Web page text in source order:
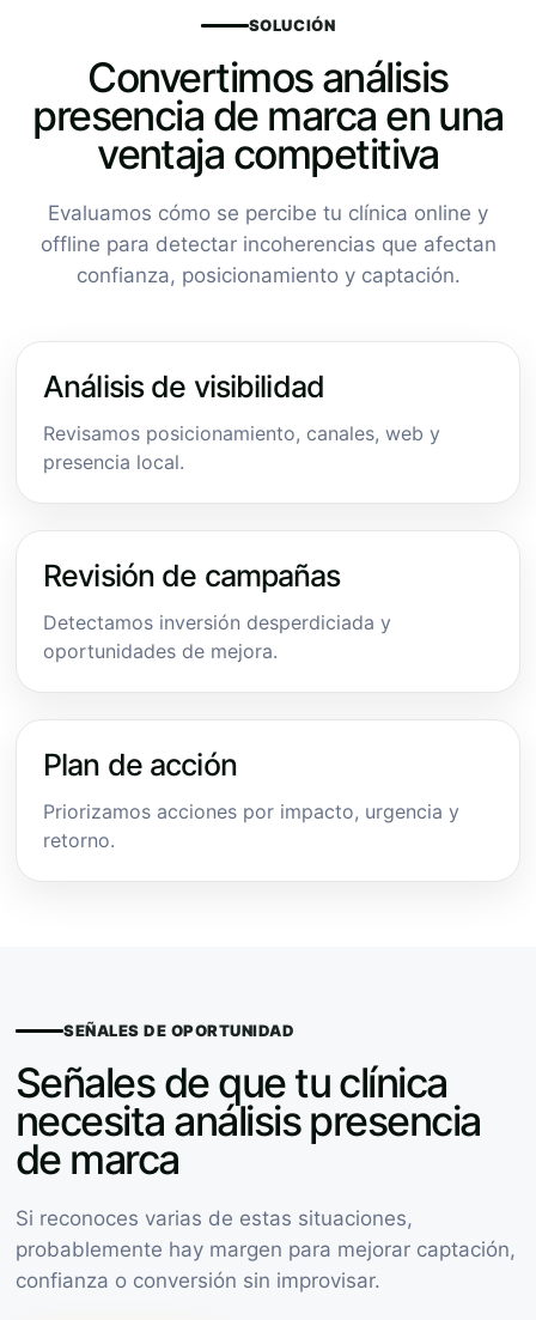
SOLUCIÓN
Convertimos análisis
presencia de marca en una
ventaja competitiva
Evaluamos cómo se percibe tu clínica online y
offline para detectar incoherencias que afectan
confianza, posicionamiento y captación.
Análisis de visibilidad
Revisamos posicionamiento, canales, web y
presencia local.
Revisión de campañas
Detectamos inversión desperdiciada y
oportunidades de mejora.
Plan de acción
Priorizamos acciones por impacto, urgencia y
retorno.
SEÑALES DE OPORTUNIDAD
Señales de que tu clínica
necesita análisis presencia
de marca
Si reconoces varias de estas situaciones,
probablemente hay margen para mejorar captación,
confianza o conversión sin improvisar.